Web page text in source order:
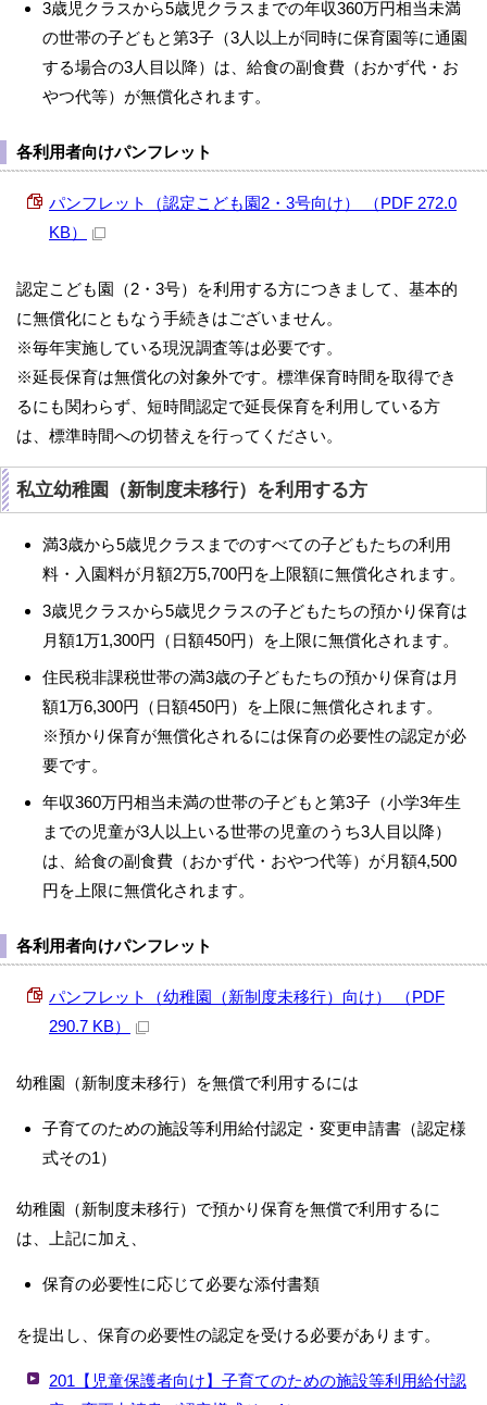
3歳児クラスから5歳児クラスまでの年収360万円相当未満
の世帯の子どもと第3子（3人以上が同時に保育園等に通園
する場合の3人目以降）は、給食の副食費（おかず代・お
やつ代等）が無償化されます。
各利用者向けパンフレット
パンフレット（認定こども園2・3号向け） （PDF 272.0
KB）
認定こども園（2・3号）を利用する方につきまして、基本的
に無償化にともなう手続きはございません。
※毎年実施している現況調査等は必要です。
※延長保育は無償化の対象外です。標準保育時間を取得でき
るにも関わらず、短時間認定で延長保育を利用している方
は、標準時間への切替えを行ってください。
私立幼稚園（新制度未移行）を利用する方
満3歳から5歳児クラスまでのすべての子どもたちの利用
料・入園料が月額2万5,700円を上限額に無償化されます。
3歳児クラスから5歳児クラスの子どもたちの預かり保育は
月額1万1,300円（日額450円）を上限に無償化されます。
住民税非課税世帯の満3歳の子どもたちの預かり保育は月
額1万6,300円（日額450円）を上限に無償化されます。
※預かり保育が無償化されるには保育の必要性の認定が必
要です。
年収360万円相当未満の世帯の子どもと第3子（小学3年生
までの児童が3人以上いる世帯の児童のうち3人目以降）
は、給食の副食費（おかず代・おやつ代等）が月額4,500
円を上限に無償化されます。
各利用者向けパンフレット
パンフレット（幼稚園（新制度未移行）向け） （PDF
290.7 KB）
幼稚園（新制度未移行）を無償で利用するには
子育てのための施設等利用給付認定・変更申請書（認定様
式その1）
幼稚園（新制度未移行）で預かり保育を無償で利用するに
は、上記に加え、
保育の必要性に応じて必要な添付書類
を提出し、保育の必要性の認定を受ける必要があります。
201【児童保護者向け】子育てのための施設等利用給付認